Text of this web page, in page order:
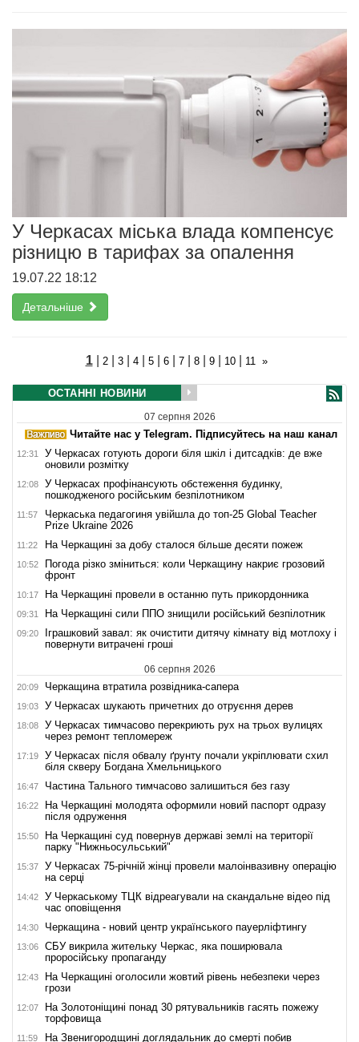
У Черкасах міська влада компенсує
різницю в тарифах за опалення
19.07.22 18:12
Детальніше
1| 2| 3| 4| 5| 6| 7| 8| 9| 10| 11 »
ОСТАННІ НОВИНИ
07 серпня 2026
Читайте нас у Telegram. Підписуйтесь на наш канал
12:31
У Черкасах готують дороги біля шкіл і дитсадків: де вже
оновили розмітку
12:08
У Черкасах профінансують обстеження будинку,
пошкодженого російським безпілотником
11:57
Черкаська педагогиня увійшла до топ-25 Global Teacher
Prize Ukraine 2026
11:22 На Черкащині за добу сталося більше десяти пожеж
10:52
Погода різко зміниться: коли Черкащину накриє грозовий
фронт
10:17 На Черкащині провели в останню путь прикордонника
09:31 На Черкащині сили ППО знищили російський безпілотник
09:20
Іграшковий завал: як очистити дитячу кімнату від мотлоху і
повернути витрачені гроші
06 серпня 2026
20:09 Черкащина втратила розвідника-сапера
19:03 У Черкасах шукають причетних до отруєння дерев
18:08
У Черкасах тимчасово перекриють рух на трьох вулицях
через ремонт тепломереж
17:19
У Черкасах після обвалу ґрунту почали укріплювати схил
біля скверу Богдана Хмельницького
16:47 Частина Тального тимчасово залишиться без газу
16:22
На Черкащині молодята оформили новий паспорт одразу
після одруження
15:50
На Черкащині суд повернув державі землі на території
парку "Нижньосульський"
15:37
У Черкасах 75-річній жінці провели малоінвазивну операцію
на серці
14:42
У Черкаському ТЦК відреагували на скандальне відео під
час оповіщення
14:30 Черкащина - новий центр українського пауерліфтингу
13:06
СБУ викрила жительку Черкас, яка поширювала
проросійську пропаганду
12:43
На Черкащині оголосили жовтий рівень небезпеки через
грози
12:07
На Золотоніщині понад 30 рятувальників гасять пожежу
торфовища
11:59 На Звенигородщині доглядальник до смерті побив